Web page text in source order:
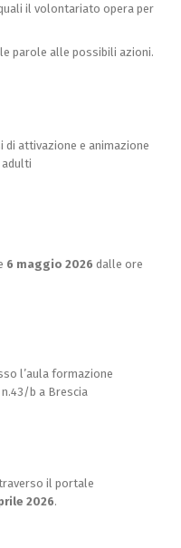
il volontariato opera per
parole alle possibili azioni.
di attivazione e animazione
6 maggio 2026 dalle ore
l’aula formazione
n.43/b a Brescia
il portale
2026.